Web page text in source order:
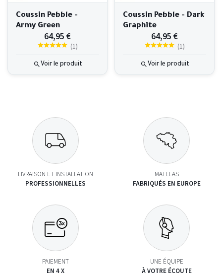
Coussin Pebble -
Army Green
64,95 €
(1)
Voir le produit
Coussin Pebble - Dark
Graphite
64,95 €
(1)
Voir le produit
LIVRAISON ET INSTALLATION
PROFESSIONNELLES
MATELAS
FABRIQUÉS EN EUROPE
PAIEMENT
EN 4 X
UNE ÉQUIPE
À VOTRE ÉCOUTE